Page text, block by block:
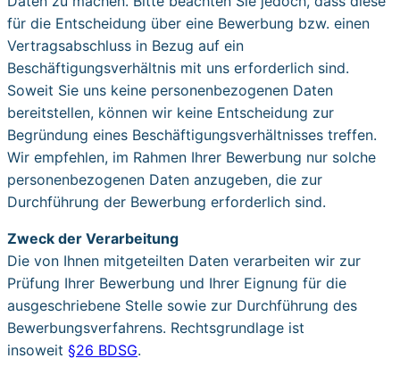
für die Entscheidung über eine Bewerbung bzw. einen
Vertragsabschluss in Bezug auf ein
Beschäftigungsverhältnis mit uns erforderlich sind.
Soweit Sie uns keine personenbezogenen Daten
bereitstellen, können wir keine Entscheidung zur
Begründung eines Beschäftigungs­verhältnisses treffen.
Wir empfehlen, im Rahmen Ihrer Bewerbung nur solche
personenbe­zogenen Daten anzugeben, die zur
Durchführung der Bewerbung erforderlich sind.
Zweck der Verarbeitung
Die von Ihnen mitgeteilten Daten verarbeiten wir zur
Prüfung Ihrer Bewerbung und Ihrer Eignung für die
ausgeschriebene Stelle sowie zur Durchführung des
Bewerbungs­verfahrens. Rechtsgrundlage ist
insoweit §26 BDSG.